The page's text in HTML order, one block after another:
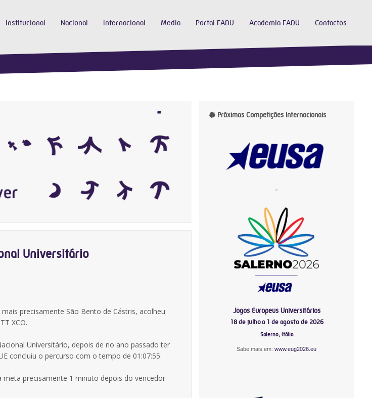
Institucional Nacional Internacional Media Portal FADU Academia FADU Contactos
Universitário
precisamente São Bento de Cástris, acolheu
XCO.
Universitário, depois de no ano passado ter
concluiu o percurso com o tempo de 01:07:55.
meta precisamente 1 minuto depois do vencedor
Próximas Competições Internacionais
-
Jogos Europeus Universitários
18 de julho a 1 de agosto de 2026
Salerno, Itália
Sabe mais em:www.eug2026.eu
-